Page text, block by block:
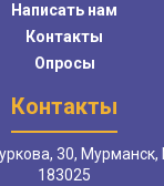
Написать нам
Контакты
Опросы
Контакты
30,
183025